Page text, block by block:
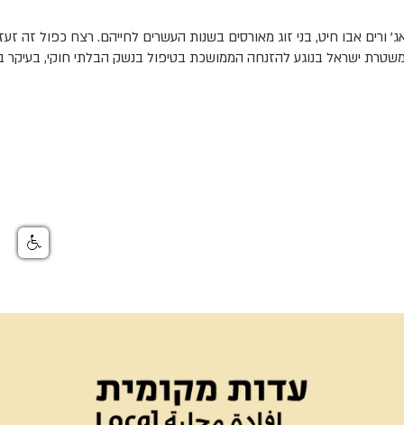
אבו חיט, בני זוג מאורסים בשנות העשרים לחייהם. רצח כפול זה
ישראל בנוגע להזנחה הממושכת בטיפול בנשק הבלתי חוקי, בעיקר